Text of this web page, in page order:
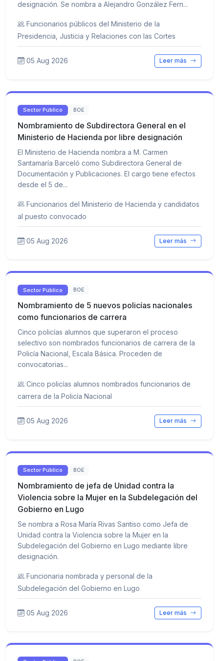
designación. Se nombra a Alejandro González Fern...
Funcionarios públicos del Ministerio de la
Presidencia, Justicia y Relaciones con las Cortes
05 Aug 2026 Leer más
Sector Público BOE
Nombramiento de Subdirectora General en el
Ministerio de Hacienda por libre designación
El Ministerio de Hacienda nombra a M. Carmen
Santamaría Barceló como Subdirectora General de
Documentación y Publicaciones. El cargo tiene efectos
desde el 5 de...
Funcionarios del Ministerio de Hacienda y candidatos
al puesto convocado
05 Aug 2026 Leer más
Sector Público BOE
Nombramiento de 5 nuevos policías nacionales
como funcionarios de carrera
Cinco policías alumnos que superaron el proceso
selectivo son nombrados funcionarios de carrera de la
Policía Nacional, Escala Básica. Proceden de
convocatorias...
Cinco policías alumnos nombrados funcionarios de
carrera de la Policía Nacional
05 Aug 2026 Leer más
Sector Público BOE
Nombramiento de jefa de Unidad contra la
Violencia sobre la Mujer en la Subdelegación del
Gobierno en Lugo
Se nombra a Rosa María Rivas Santiso como Jefa de
Unidad contra la Violencia sobre la Mujer en la
Subdelegación del Gobierno en Lugo mediante libre
designación.
Funcionaria nombrada y personal de la
Subdelegación del Gobierno en Lugo
05 Aug 2026 Leer más